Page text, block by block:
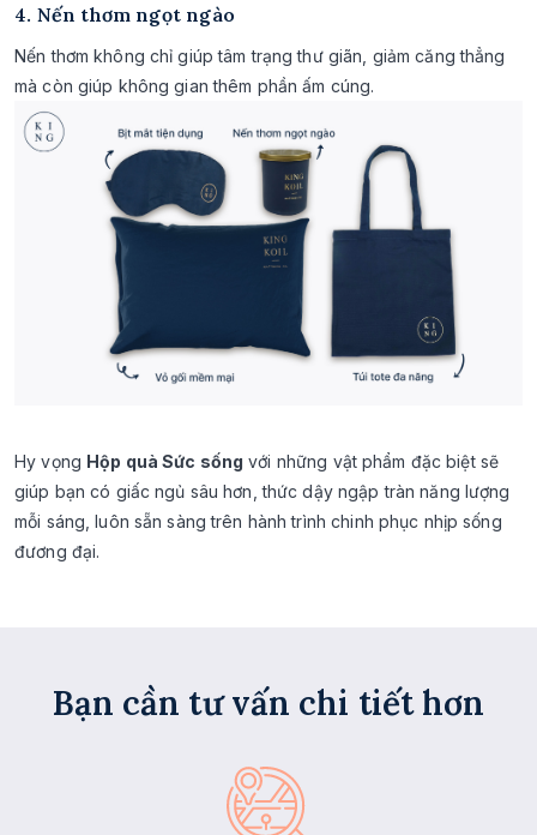
4. Nến thơm ngọt ngào
Nến thơm không chỉ giúp tâm trạng thư giãn, giảm căng thẳng
mà còn giúp không gian thêm phần ấm cúng.
Hy vọng Hộp quà Sức sống với những vật phẩm đặc biệt sẽ
giúp bạn có giấc ngủ sâu hơn, thức dậy ngập tràn năng lượng
mỗi sáng, luôn sẵn sàng trên hành trình chinh phục nhịp sống
đương đại.
Bạn cần tư vấn chi tiết hơn